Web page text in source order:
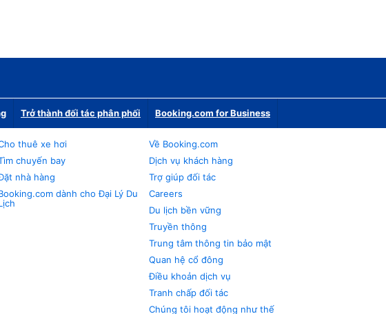
Trở thành đối tác phân phối Booking.com for Business
thuê xe hơi
chuyến bay
nhà hàng
dành cho Đại Lý Du
Về Booking.com
Dịch vụ khách hàng
Trợ giúp đối tác
Careers
Du lịch bền vững
Truyền thông
Trung tâm thông tin bảo mật
Quan hệ cổ đông
Điều khoản dịch vụ
Tranh chấp đối tác
Chúng tôi hoạt động như thế